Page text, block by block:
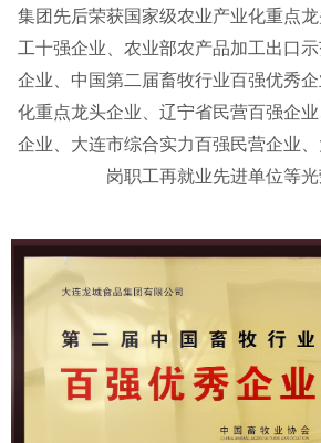
集团先后荣获国家级农业产业化重点
工十强企业、农业部农产品加工出口
企业、中国第二届畜牧行业百强优秀
化重点龙头企业、辽宁省民营百强企
企业、大连市综合实力百强民营企业
岗职工再就业先进单位等光